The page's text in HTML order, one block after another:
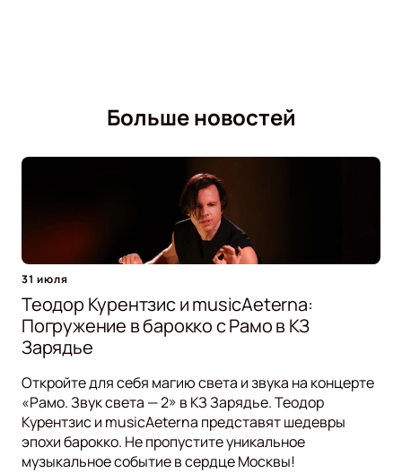
Больше новостей
31 июля
Теодор Курентзис и musicAeterna:
Погружение в барокко с Рамо в КЗ
Зарядье
Откройте для себя магию света и звука на концерте
«Рамо. Звук света — 2» в КЗ Зарядье. Теодор
Курентзис и musicAeterna представят шедевры
эпохи барокко. Не пропустите уникальное
музыкальное событие в сердце Москвы!